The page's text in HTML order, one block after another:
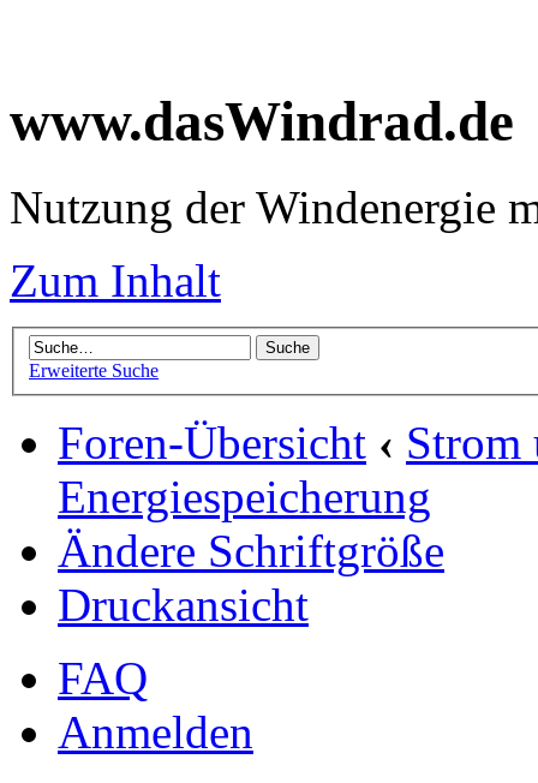
www.dasWindrad.de
Nutzung der Windenergie
Zum Inhalt
Erweiterte Suche
Foren-Übersicht ‹ Strom
Energiespeicherung
Ändere Schriftgröße
Druckansicht
FAQ
Anmelden